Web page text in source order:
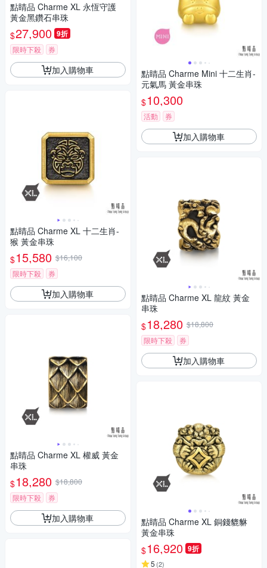
點睛品 Charme XL 永恆守護
黃金黑鑽石串珠
$27,900 9折
限時下殺 券
加入購物車
點睛品 Charme XL 十二生肖-
猴 黃金串珠
$15,580 $16,100
限時下殺
券
加入購物車
點睛品 Charme XL 權威 黃金
串珠
$18,280 $18,800
限時下殺
券
加入購物車
點睛品 Charme Mini 十二生肖-
元氣馬 黃金串珠
$10,300
活動 券
加入購物車
點睛品 Charme XL 龍紋 黃金
串珠
$18,280 $18,800
限時下殺
券
加入購物車
點睛品 Charme XL 銅錢貔貅
黃金串珠
$16,920 9折
5 (2)